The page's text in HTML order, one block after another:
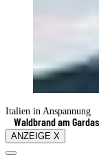
Italien in Anspannung
Waldbrand am
ANZEIGE X